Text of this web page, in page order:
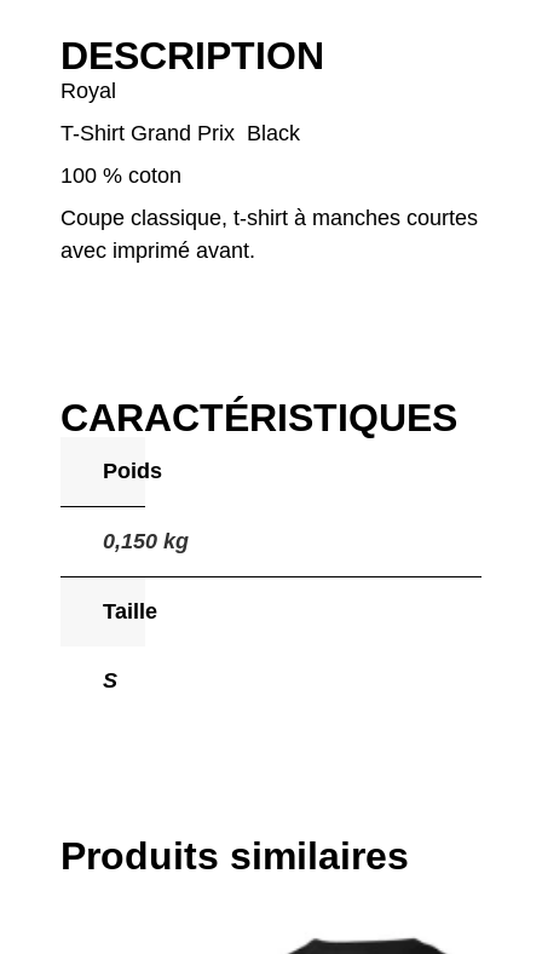
DESCRIPTION
Royal
T-Shirt Grand Prix Black
100 % coton
Coupe classique, t-shirt à manches courtes
avec imprimé avant.
CARACTÉRISTIQUES
Poids
0,150 kg
Taille
S
Produits similaires